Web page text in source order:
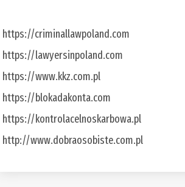
https://criminallawpoland.com
https://lawyersinpoland.com
https://www.kkz.com.pl
https://blokadakonta.com
https://kontrolacelnoskarbowa.pl
http://www.dobraosobiste.com.pl